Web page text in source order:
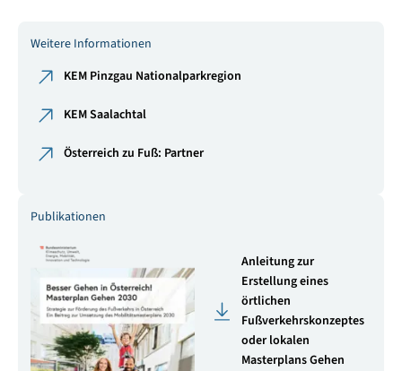
Weitere Informationen
KEM Pinzgau Nationalparkregion
KEM Saalachtal
Österreich zu Fuß: Partner
Publikationen
Anleitung zur
Erstellung eines
örtlichen
Fußverkehrskonzeptes
oder lokalen
Masterplans Gehen